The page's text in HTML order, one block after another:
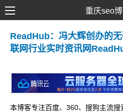
SEO优化
网络推广
SEM营销
重庆seo
ReadHub：冯大辉创办的
联网行业实时资讯网
本博客专注百度、360、搜狗主流